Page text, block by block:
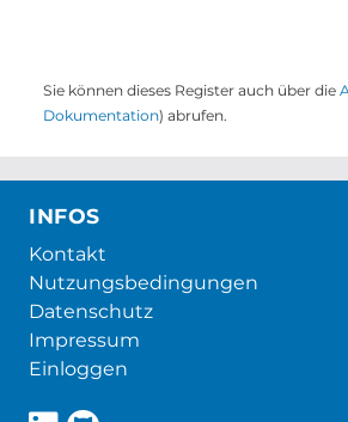
Sie können dieses Register auch über die
Dokumentation) abrufen.
INFOS
Kontakt
Nutzungsbedingungen
Datenschutz
Impressum
Einloggen